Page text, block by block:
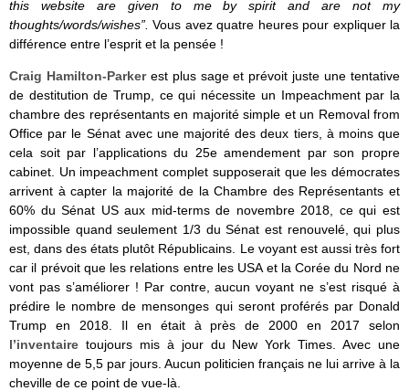
this website are given to me by spirit and are not my
thoughts/words/wishes”.Vous avez quatre heures pour expliquer la
différence entre l’esprit et la pensée !
Craig Hamilton-Parkerest plus sage et prévoit juste une tentative
de destitution de Trump, ce qui nécessite un Impeachment par la
chambre des représentants en majorité simple et un Removal from
Office par le Sénat avec une majorité des deux tiers, à moins que
cela soit par l’applications du 25e amendement par son propre
cabinet. Un impeachment complet supposerait que les démocrates
arrivent à capter la majorité de la Chambre des Représentants et
60% du Sénat US aux mid-terms de novembre 2018, ce qui est
impossible quand seulement 1/3 du Sénat est renouvelé, qui plus
est, dans des états plutôt Républicains. Le voyant est aussi très fort
car il prévoit que les relations entre les USA et la Corée du Nord ne
vont pas s’améliorer ! Par contre, aucun voyant ne s’est risqué à
prédire le nombre de mensonges qui seront proférés par Donald
Trump en 2018. Il en était à près de 2000 en 2017 selon
l’inventaire toujours mis à jour du New York Times. Avec une
moyenne de 5,5 par jours. Aucun politicien français ne lui arrive à la
cheville de ce point de vue-là.